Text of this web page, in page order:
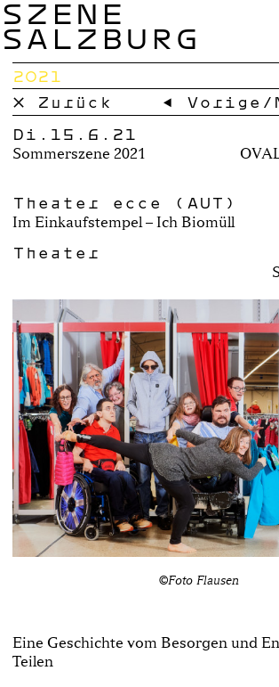
SZENE
SALZBURG
2021
× Zurück
← Vorige /
Di.15.6.21
Sommerszene 2021
Theater ecce (AUT)
Im Einkaufstempel – Ich Biomüll
Theater
©Foto Flausen
Eine Geschichte vom Besorgen und
Teilen